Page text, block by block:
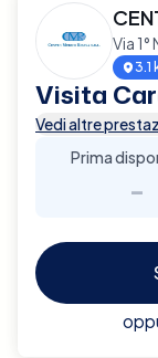
Via
3.1
Visita
Vedi altre
Prima
-